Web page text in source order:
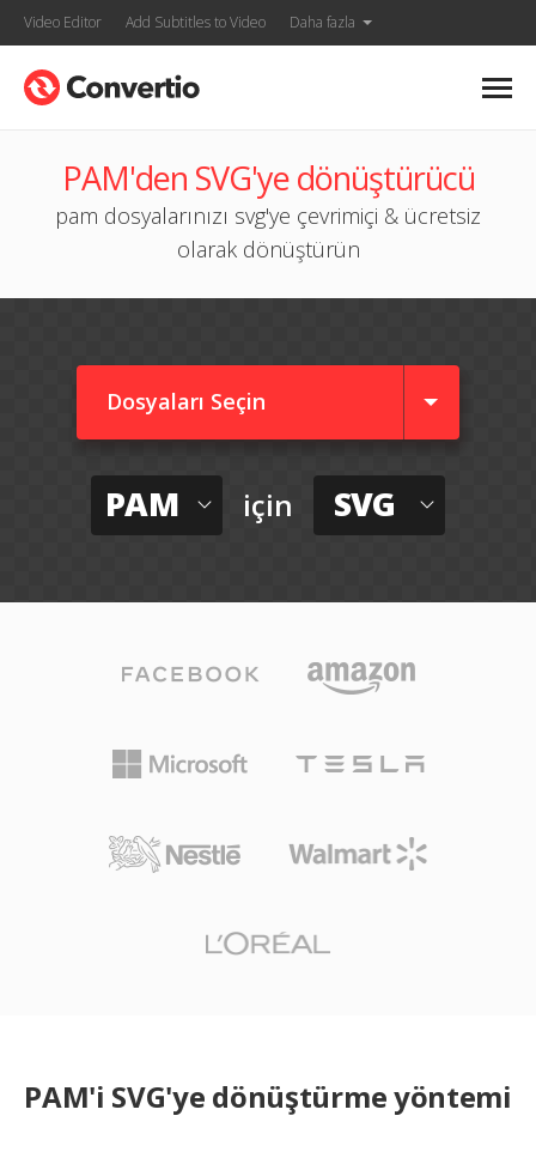
Video Editor Add Subtitles to Video Daha fazla
PAM'den SVG'ye dönüştürücü
pam dosyalarınızı svg'ye çevrimiçi & ücretsiz
olarak dönüştürün
Dosyaları Seçin
PAM için SVG
PAM'i SVG'ye dönüştürme yöntemi